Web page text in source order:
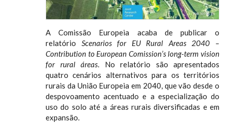
A Comissão Europeia acaba de publicar o
relatório Scenarios for EU Rural Areas 2040 –
Contribution to European Comission’s long-term vision
for rural áreas. No relatório são apresentados
quatro cenários alternativos para os territórios
rurais da União Europeia em 2040, que vão desde o
despovoamento acentuado e a especialização do
uso do solo até a áreas rurais diversificadas e em
expansão.